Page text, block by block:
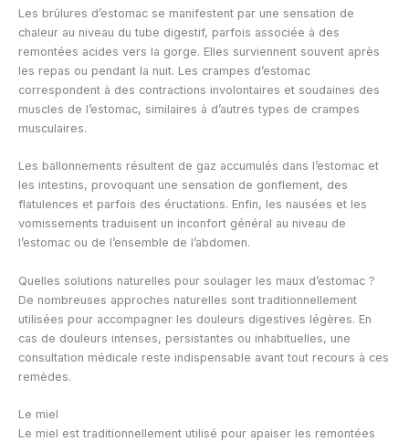
Les brûlures d’estomac se manifestent par une sensation de
chaleur au niveau du tube digestif, parfois associée à des
remontées acides vers la gorge. Elles surviennent souvent après
les repas ou pendant la nuit. Les crampes d’estomac
correspondent à des contractions involontaires et soudaines des
muscles de l’estomac, similaires à d’autres types de crampes
musculaires.
Les ballonnements résultent de gaz accumulés dans l’estomac et
les intestins, provoquant une sensation de gonflement, des
flatulences et parfois des éructations. Enfin, les nausées et les
vomissements traduisent un inconfort général au niveau de
l’estomac ou de l’ensemble de l’abdomen.
Quelles solutions naturelles pour soulager les maux d’estomac ?
De nombreuses approches naturelles sont traditionnellement
utilisées pour accompagner les douleurs digestives légères. En
cas de douleurs intenses, persistantes ou inhabituelles, une
consultation médicale reste indispensable avant tout recours à ces
remèdes.
Le miel
Le miel est traditionnellement utilisé pour apaiser les remontées